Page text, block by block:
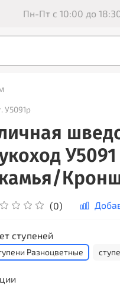
Пн-Пт с 10:00 до
У5091р
(0)
ступеней
Разноцветные